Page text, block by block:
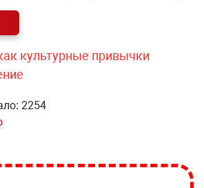
культурные привычки
2254